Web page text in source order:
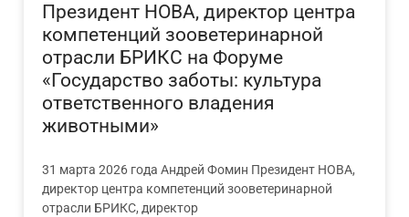
Президент НОВА, директор центра
компетенций зооветеринарной
отрасли БРИКС на Форуме
«Государство заботы: культура
ответственного владения
животными»
31 марта 2026 года Андрей Фомин Президент НОВА,
директор центра компетенций зооветеринарной
отрасли БРИКС, директор